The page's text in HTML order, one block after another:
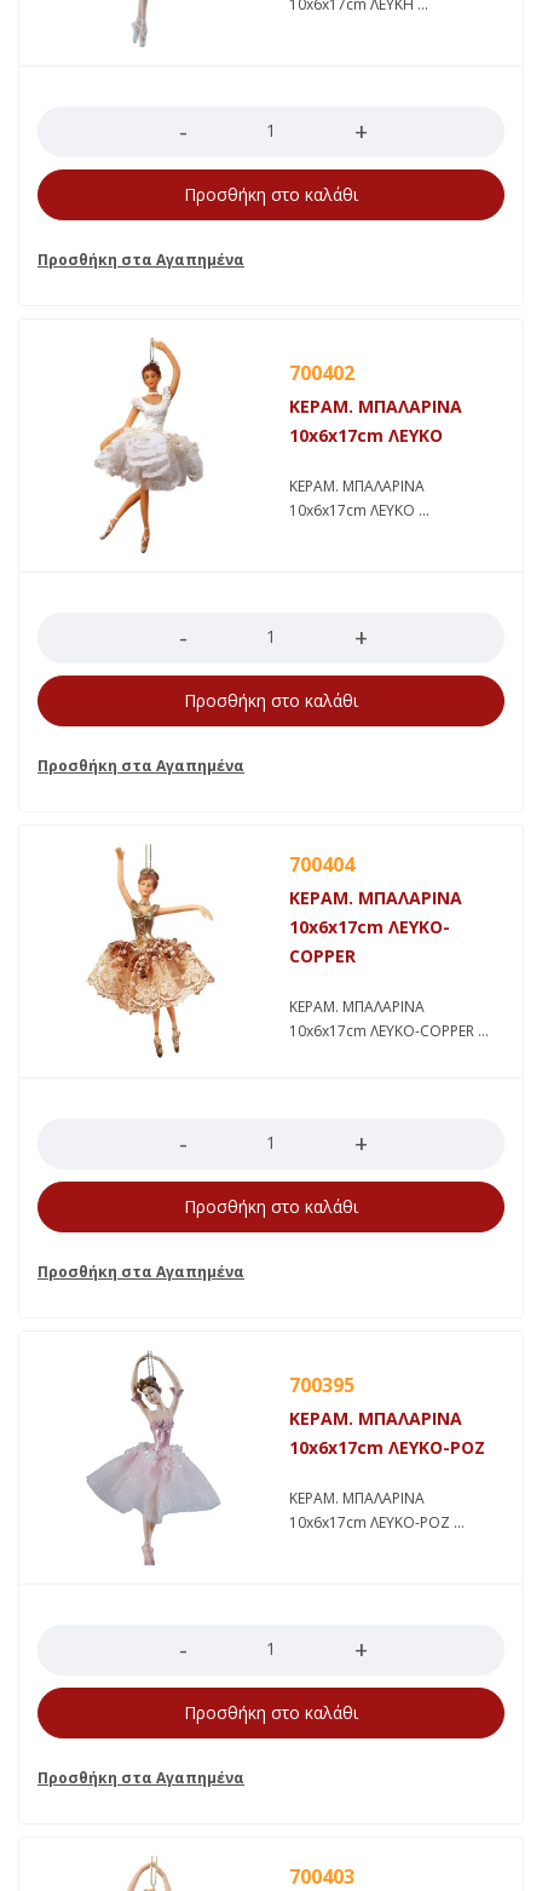
Προσθήκη στο καλάθι
700402
ΚΕΡΑΜ. ΜΠΑΛΑΡΙΝΑ
10x6x17cm ΛΕΥΚΟ
ΚΕΡΑΜ. ΜΠΑΛΑΡΙΝΑ
10x6x17cm ΛΕΥΚΟ
Προσθήκη στο καλάθι
700404
ΚΕΡΑΜ. ΜΠΑΛΑΡΙΝΑ
10x6x17cm ΛΕΥΚΟ-
COPPER
ΚΕΡΑΜ. ΜΠΑΛΑΡΙΝΑ
10x6x17cm ΛΕΥΚΟ-COPPER
Προσθήκη στο καλάθι
700395
ΚΕΡΑΜ. ΜΠΑΛΑΡΙΝΑ
10x6x17cm ΛΕΥΚΟ-ΡΟΖ
ΚΕΡΑΜ. ΜΠΑΛΑΡΙΝΑ
10x6x17cm ΛΕΥΚΟ-ΡΟΖ
Προσθήκη στο καλάθι
700403